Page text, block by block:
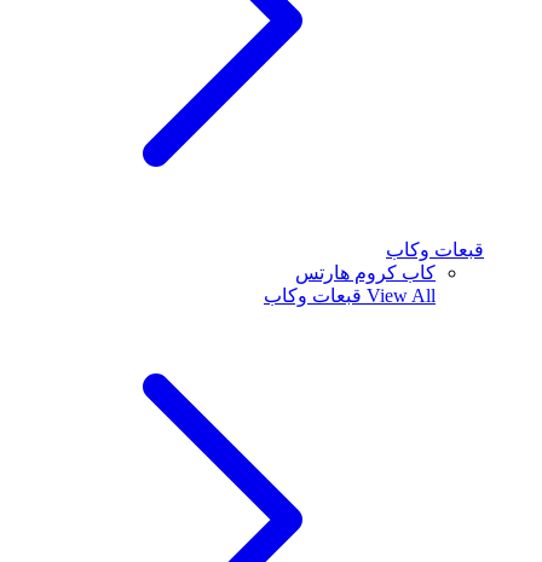
قبعات وكاب
كاب كروم هارتس
View All قبعات وكاب